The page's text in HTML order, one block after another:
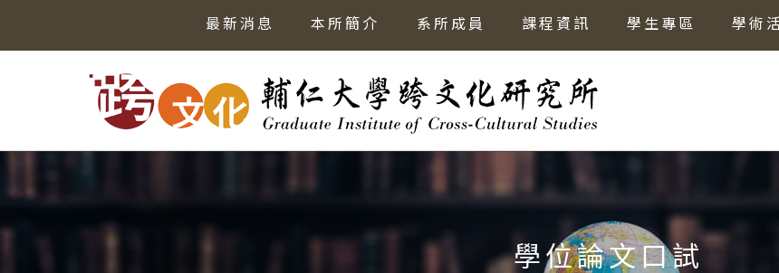
最新消息 本所簡介 系所成員 課程資訊 學生專區 學術
學位論文口試